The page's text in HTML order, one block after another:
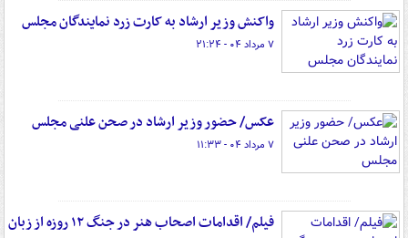
واکنش وزیر ارشاد به کارت زرد نمایندگان مجلس
۷ مرداد ۰۴ - ۲۱:۲۴
عکس/ حضور وزیر ارشاد در صحن علنی مجلس
۷ مرداد ۰۴ - ۱۱:۳۳
فیلم/ اقدامات اصحاب هنر در جنگ ۱۲ روزه از زبان